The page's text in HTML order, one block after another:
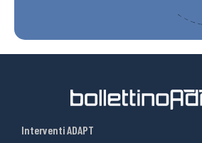
Interventi ADAPT